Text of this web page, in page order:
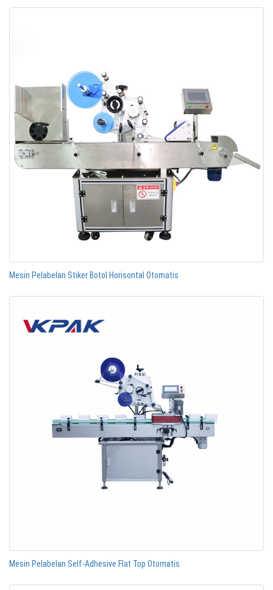
Mesin Pelabelan Stiker Botol Horisontal Otomatis
Mesin Pelabelan Self-Adhesive Flat Top Otomatis